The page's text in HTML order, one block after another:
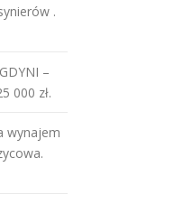
.
–
000 zł.
wynajem